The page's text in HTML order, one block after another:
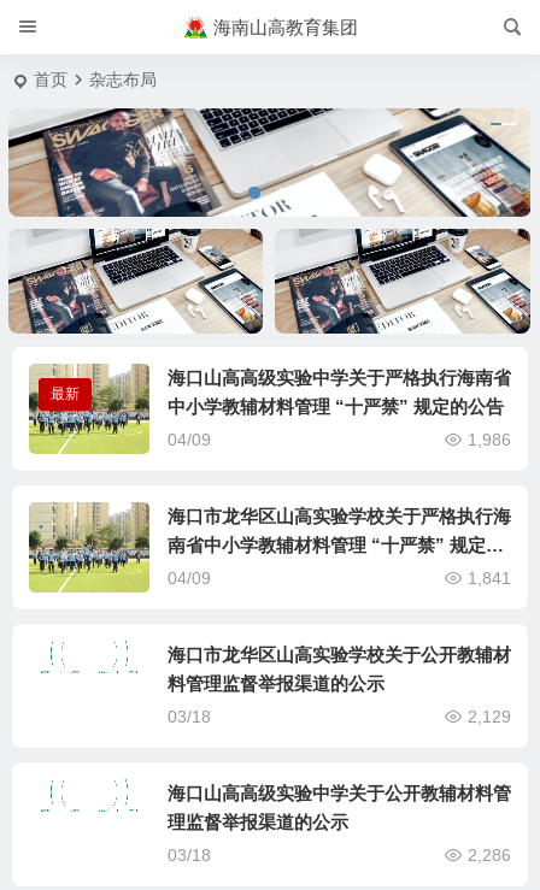
海南山高教育集团
首页 杂志布局
标题
最新
海口山高高级实验中学关于严格执行海南省
中小学教辅材料管理 “十严禁” 规定的公告
04/09 1,986
海口市龙华区山高实验学校关于严格执行海
南省中小学教辅材料管理 “十严禁” 规定的
公告
04/09 1,841
海口市龙华区山高实验学校关于公开教辅材
料管理监督举报渠道的公示
03/18 2,129
海口山高高级实验中学关于公开教辅材料管
理监督举报渠道的公示
03/18 2,286